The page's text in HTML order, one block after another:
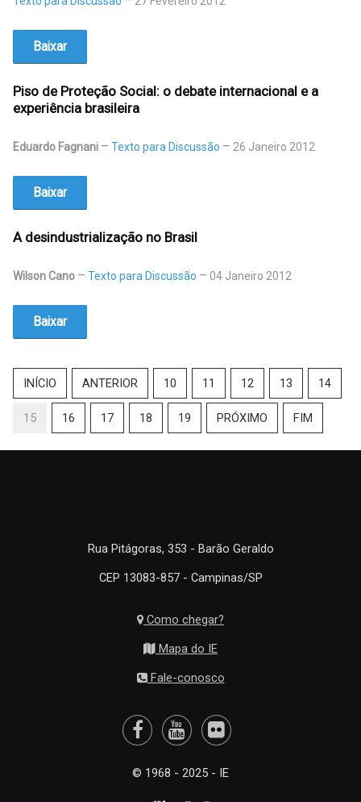
Baixar
Piso de Proteção Social: o debate internacional e a
experiência brasileira
Eduardo Fagnani Texto para Discussão 26 Janeiro 2012
Baixar
A desindustrialização no Brasil
Wilson Cano Texto para Discussão 04 Janeiro 2012
Baixar
INÍCIO ANTERIOR 10 11 12 13 14
15 16 17 18 19 PRÓXIMO FIM
Rua Pitágoras, 353 - Barão Geraldo
CEP 13083-857 - Campinas/SP
Como chegar?
Mapa do IE
Fale-conosco
© 1968 - 2025 - IE